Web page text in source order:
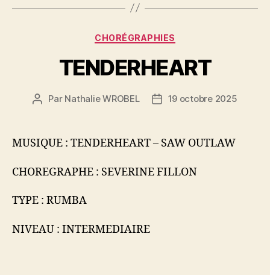
Catégories
CHORÉGRAPHIES
TENDERHEART
Auteur
Par Nathalie WROBEL
Date19 octobre 2025
MUSIQUE : TENDERHEART – SAW OUTLAW
CHOREGRAPHE : SEVERINE FILLON
TYPE : RUMBA
NIVEAU : INTERMEDIAIRE